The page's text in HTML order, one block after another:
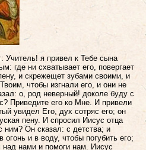
Учитель! я привел к Тебе сына
где ни схватывает его, повергает
и скрежещет зубами своими, и
чтобы изгнали его, и они не
о, род неверный! доколе буду с
Приведите его ко Мне. И привели
увидел Его, дух сотряс его; он
пену. И спросил Иисус отца
ним? Он сказал: с детства; и
огонь и в воду, чтобы погубить его;
нами и помоги нам. Иисус